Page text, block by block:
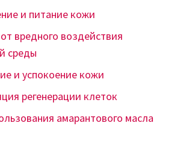
и питание кожи
вредного воздействия
среды
и успокоение кожи
регенерации клеток
амарантового масла